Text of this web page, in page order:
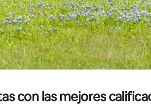
con las mejores